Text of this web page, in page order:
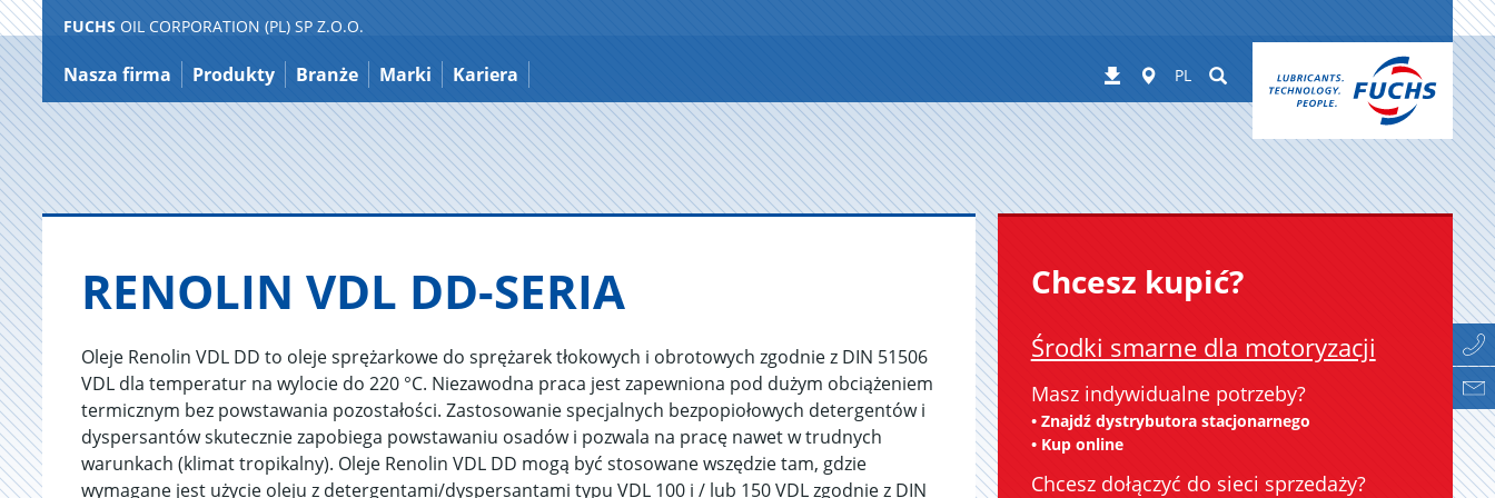
Do
treści
FUCHS OIL CORPORATION (PL) SP Z.O.O.
Nasza firma Produkty Branże Marki Kariera Pobierania
Worldwide
PL Suchen
RE­NO­LIN VDL DD-SERIA
Oleje Renolin VDL DD to oleje sprężarkowe do sprężarek tłokowych i obrotowych zgodnie z DIN 51506
VDL dla temperatur na wylocie do 220 °C. Niezawodna praca jest zapewniona pod dużym obciążeniem
termicznym bez powstawania pozostałości. Zastosowanie specjalnych bezpopiołowych detergentów i
dyspersantów skutecznie zapobiega powstawaniu osadów i pozwala na pracę nawet w trudnych
warunkach (klimat tropikalny). Oleje Renolin VDL DD mogą być stosowane wszędzie tam, gdzie
wymagane jest użycie oleju z detergentami/dyspersantami typu VDL 100 i / lub 150 VDL zgodnie z DIN
Chcesz kupić?
Środki smarne dla motoryzacji
Masz indywidualne potrzeby?
• Znajdź dystrybutora stacjonarnego
• Kup online
Chcesz dołączyć do sieci sprzedaży?